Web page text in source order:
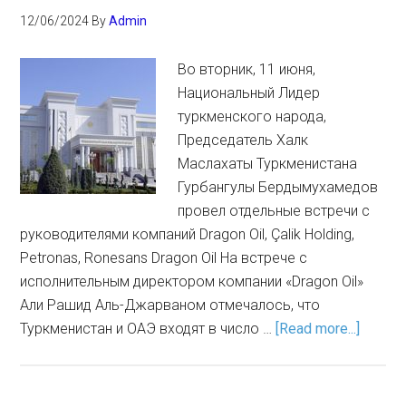
12/06/2024 ByAdmin
Во вторник, 11 июня,
Национальный Лидер
туркменского народа,
Председатель Халк
Маслахаты Туркменистана
Гурбангулы Бердымухамедов
провел отдельные встречи с
руководителями компаний Dragon Oil, Çalik Holding,
Petronas, Ronesans Dragon Oil На встрече с
исполнительным директором компании «Dragon Oil»
Али Рашид Аль-Джарваном отмечалось, что
Туркменистан и ОАЭ входят в число … [Read more...]